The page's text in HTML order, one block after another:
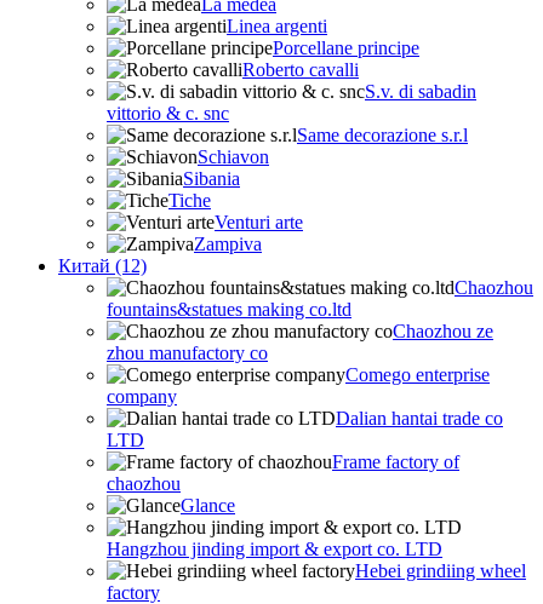
La medea
Linea argenti
Porcellane principe
Roberto cavalli
S.v. di sabadin
vittorio & c. snc
Same decorazione s.r.l
Schiavon
Sibania
Tiche
Venturi arte
Zampiva
Китай (12)
Chaozhou
fountains&statues making co.ltd
Chaozhou ze
zhou manufactory co
Comego enterprise
company
Dalian hantai trade co
LTD
Frame factory of
chaozhou
Glance
Hangzhou jinding import & export co. LTD
Hebei grindiing wheel
factory